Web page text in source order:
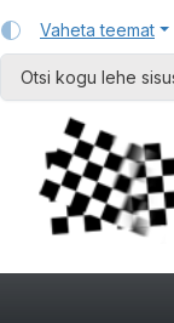
Vaheta teemat